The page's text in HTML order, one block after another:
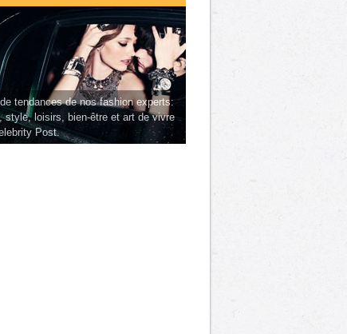
tendances de nos fashion experts:
style, loisirs, bien-être et art de vivre
Post.